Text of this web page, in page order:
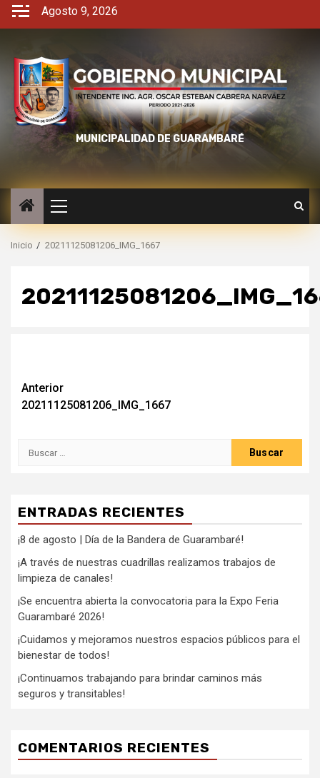
Agosto 9, 2026
MUNICIPALIDAD DE GUARAMBARÉ
Inicio 20211125081206_IMG_1667
Anterior
20211125081206_IMG_1667
ENTRADAS RECIENTES
¡8 de agosto | Día de la Bandera de Guarambaré!
¡A través de nuestras cuadrillas realizamos trabajos de
limpieza de canales!
¡Se encuentra abierta la convocatoria para la Expo Feria
Guarambaré 2026!
¡Cuidamos y mejoramos nuestros espacios públicos para el
bienestar de todos!
¡Continuamos trabajando para brindar caminos más
seguros y transitables!
COMENTARIOS RECIENTES